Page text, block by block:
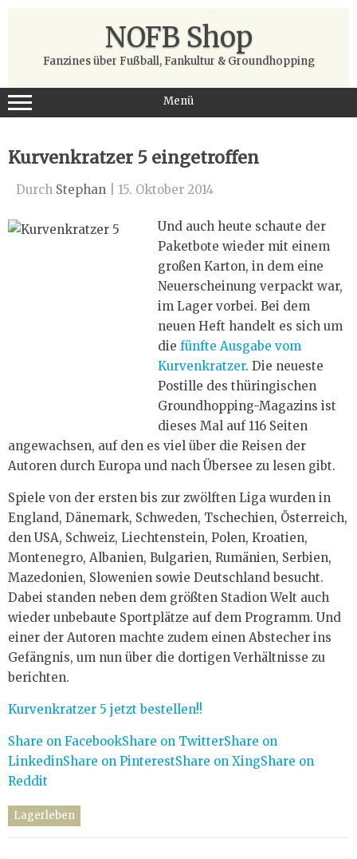
NOFB Shop
Fanzines über Fußball, Fankultur & Groundhopping
Menü
Kurvenkratzer 5 eingetroffen
Durch Stephan 15. Oktober 2014
Und auch heute schaute der
Paketbote wieder mit einem
großen Karton, in dem eine
Neuerscheinung verpackt war,
im Lager vorbei. Bei dem
neuen Heft handelt es sich um
die fünfte Ausgabe vom
Kurvenkratzer. Die neueste
Postille des thüringischen
Groundhopping-Magazins ist
dieses Mal auf 116 Seiten
angewachsen, auf den es viel über die Reisen der
Autoren durch Europa und nach Übersee zu lesen gibt.
Spiele von der ersten bis zur zwölften Liga wurden in
England, Dänemark, Schweden, Tschechien, Österreich,
den USA, Schweiz, Liechtenstein, Polen, Kroatien,
Montenegro, Albanien, Bulgarien, Rumänien, Serbien,
Mazedonien, Slowenien sowie Deutschland besucht.
Dabei standen neben dem größten Stadion Welt auch
wieder unbebaute Sportplätze auf dem Programm. Und
einer der Autoren machte zudem einen Abstecher ins
Gefängnis, um nun über die dortigen Verhältnisse zu
berichten.
Kurvenkratzer 5 jetzt bestellen!!
Share on FacebookShare on TwitterShare on
LinkedinShare on PinterestShare on XingShare on
Reddit
Lagerleben